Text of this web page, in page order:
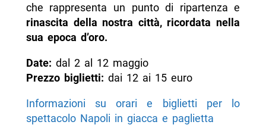
che rappresenta un punto di ripartenza e
rinascita della nostra città, ricordata nella
sua epoca d’oro.
Date: dal 2 al 12 maggio
Prezzo biglietti: dai 12 ai 15 euro
Informazioni su orari e biglietti per lo
spettacolo Napoli in giacca e paglietta